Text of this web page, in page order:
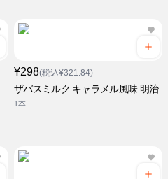
¥298(税込¥321.84)
ザバスミルク キャラメル風味 明治
1本